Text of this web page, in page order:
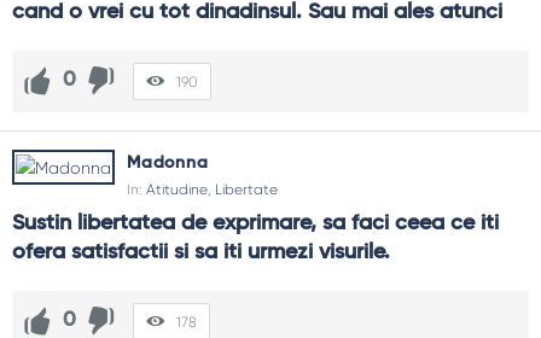
cand o vrei cu tot dinadinsul. Sau mai ales atunci
0 190
Madonna
In: Atitudine, Libertate
Sustin libertatea de exprimare, sa faci ceea ce iti
ofera satisfactii si sa iti urmezi visurile.
0 178